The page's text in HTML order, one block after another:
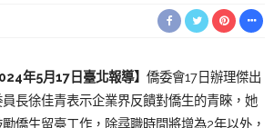
年5月17日臺北報導】 僑委會17日辦理傑出
長徐佳青表示企業界反饋對僑生的青睞，她
僑生留臺工作，除尋職時間將增為2年以外，